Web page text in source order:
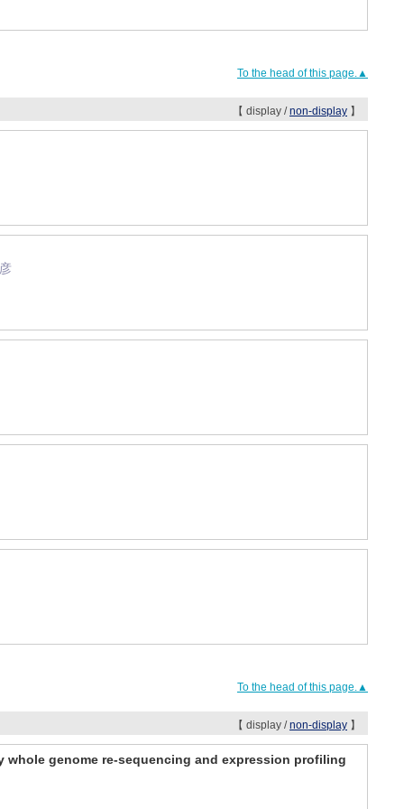
To the head of this page.▲
【 display /non-display 】
To the head of this page.▲
【 display /non-display 】
genome re-sequencing and expression profiling